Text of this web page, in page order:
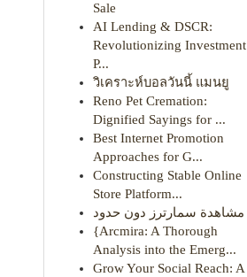
Sale
AI Lending & DSCR:
Revolutionizing Investment
P...
วิเคราะห์บอลวันนี้ แมนยู
Reno Pet Cremation:
Dignified Sayings for ...
Best Internet Promotion
Approaches for G...
Constructing Stable Online
Store Platform...
مشاهدة سمارترز دون حدود
{Arcmira: A Thorough
Analysis into the Emerg...
Grow Your Social Reach: A